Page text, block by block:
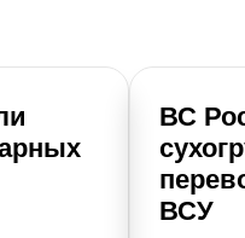
ВС
ВСУ